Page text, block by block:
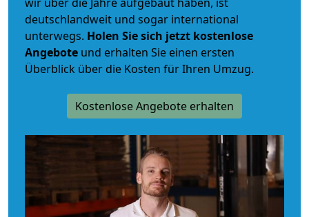
deutschlandweit und sogar international
unterwegs. Holen Sie sich jetzt kostenlose
Angebote und erhalten Sie einen ersten
Überblick über die Kosten für Ihren Umzug.
Kostenlose Angebote erhalten